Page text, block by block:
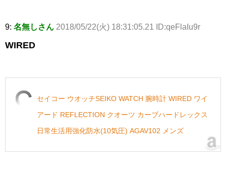
9: 名無しさん 2018/05/22(火) 18:31:05.21 ID:qeFlaIu9r
WIRED
セイコー ウオッチSEIKO WATCH 腕時計 WIRED ワイ
アード REFLECTION クオーツ カーブハードレックス
日常生活用強化防水(10気圧) AGAV102 メンズ